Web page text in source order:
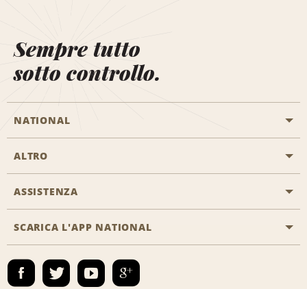
Sempre tutto
sotto controllo.
NATIONAL
Inizia una prenotazione
Programmi business
Emerald Club Accedi
ALTRO
Offerte di lavoro
ASSISTENZA
Accessibilità
Contatti
SCARICA L'APP NATIONAL